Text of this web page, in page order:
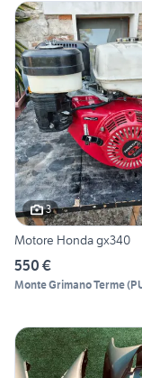
3
Motore Honda gx340
550 €
Monte Grimano Terme(